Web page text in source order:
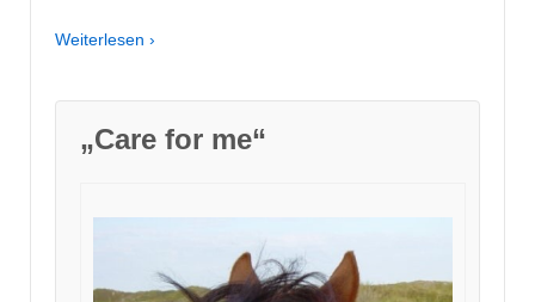
Weiterlesen ›
„Care for me“